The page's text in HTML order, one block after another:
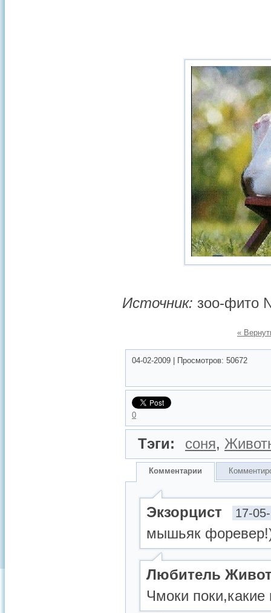
Источник: зоо-фито
«
04-02-2009 Просмотров: 50672
0
Тэги: соня,
Комментарии
Экзорцист 17-
мышьяк
Любитель
Чмоки поки,какие